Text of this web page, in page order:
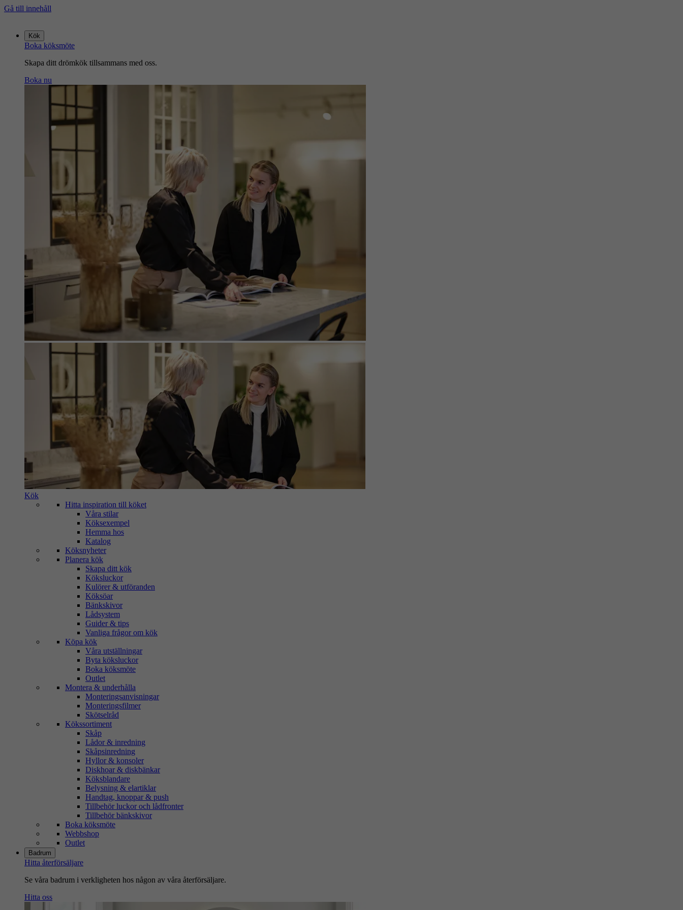
Gå till innehåll
startsidan
Kök
Boka köksmöte
Skapa ditt drömkök tillsammans med oss.
Boka nu
Kök
Hitta inspiration till köket
Våra stilar
Köksexempel
Hemma hos
Katalog
Köksnyheter
Planera kök
Skapa ditt kök
Köksluckor
Kulörer & utföranden
Köksöar
Bänkskivor
Lådsystem
Guider & tips
Vanliga frågor om kök
Köpa kök
Våra utställningar
Byta köksluckor
Boka köksmöte
Outlet
Montera & underhålla
Monteringsanvisningar
Monteringsfilmer
Skötselråd
Kökssortiment
Skåp
Lådor & inredning
Skåpsinredning
Hyllor & konsoler
Diskhoar & diskbänkar
Köksblandare
Belysning & elartiklar
Handtag, knoppar & push
Tillbehör luckor och lådfronter
Tillbehör bänkskivor
Boka köksmöte
Webbshop
Outlet
Badrum
Hitta återförsäljare
Se våra badrum i verkligheten hos någon av våra återförsäljare.
Hitta oss